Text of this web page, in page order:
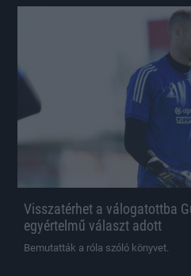
Visszatérhet a válogatottba
egyértelmű választ adott
Bemutatták a róla szóló könyvet.